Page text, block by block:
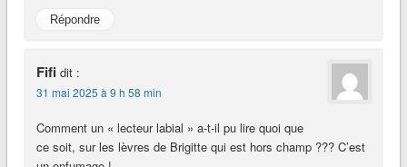
Répondre
Fifi dit :
31 mai 2025 à 9 h 58 min
Comment un « lecteur labial » a-t-il pu lire quoi que
ce soit, sur les lèvres de Brigitte qui est hors champ ??? C’est